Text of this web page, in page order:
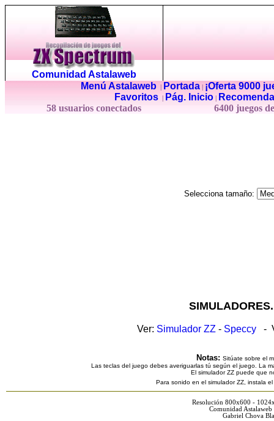
Comunidad Astalaweb
Menú Astalaweb| Portada|
¡Oferta 9000
Favoritos
Pág. Inicio
58 usuarios conectados
6400 juegos
Selecciona tamaño:
Ver: Simulador ZZ - Speccy -
Notas: Sitúate sobre el
Las teclas del juego debes averiguarlas tú según el juego. La
El simulador ZZ puede que
Para sonido en el simulador ZZ, instala
Resolución 800x600 -
Comunidad
Gabriel Chova